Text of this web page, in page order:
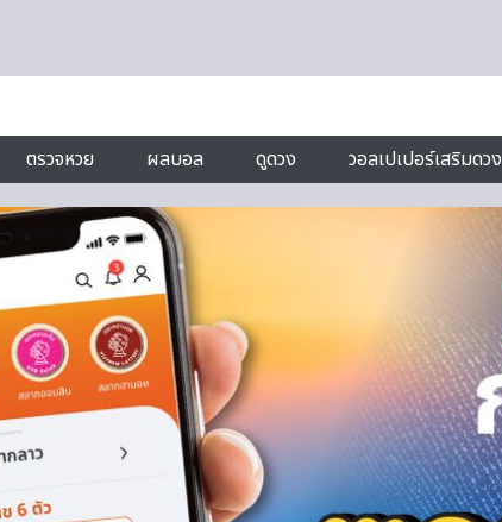
ตรวจหวย ผลบอล ดูดวง วอลเปเปอร์เสริมดวง